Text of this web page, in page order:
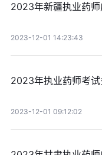
2023年新疆执业药
2023-12-01 14:23:43
2023年执业药师考试
2023-12-01 09:12:02